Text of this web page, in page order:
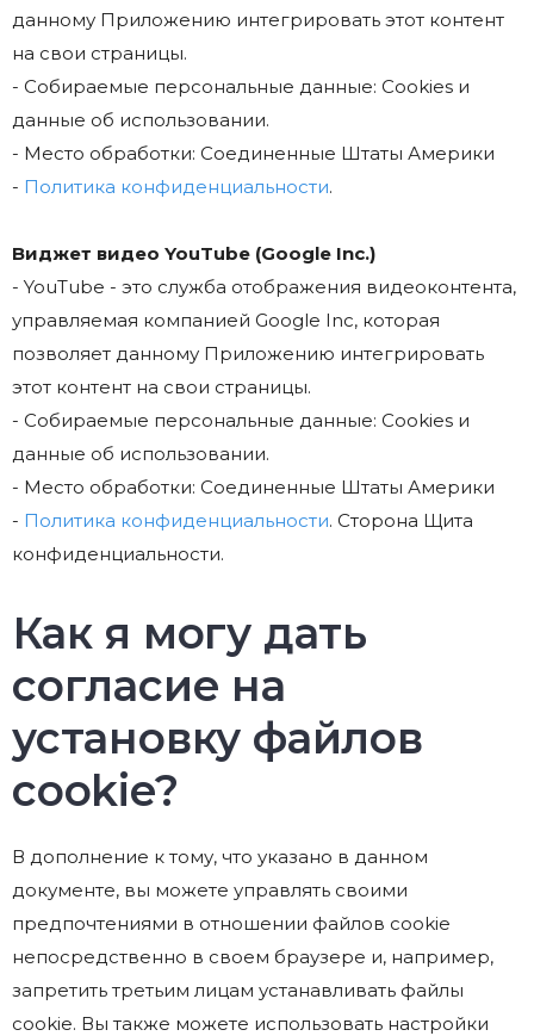
данному Приложению интегрировать этот контент
на свои страницы.
- Собираемые персональные данные: Cookies и
данные об использовании.
- Место обработки: Соединенные Штаты Америки
- Политика конфиденциальности.
Виджет видео YouTube (Google Inc.)
- YouTube - это служба отображения видеоконтента,
управляемая компанией Google Inc, которая
позволяет данному Приложению интегрировать
этот контент на свои страницы.
- Собираемые персональные данные: Cookies и
данные об использовании.
- Место обработки: Соединенные Штаты Америки
- Политика конфиденциальности. Сторона Щита
конфиденциальности.
Как я могу дать
согласие на
установку файлов
cookie?
В дополнение к тому, что указано в данном
документе, вы можете управлять своими
предпочтениями в отношении файлов cookie
непосредственно в своем браузере и, например,
запретить третьим лицам устанавливать файлы
cookie. Вы также можете использовать настройки